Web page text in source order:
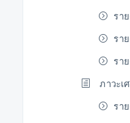
รา
รา
รา
ภาวะเ
รา